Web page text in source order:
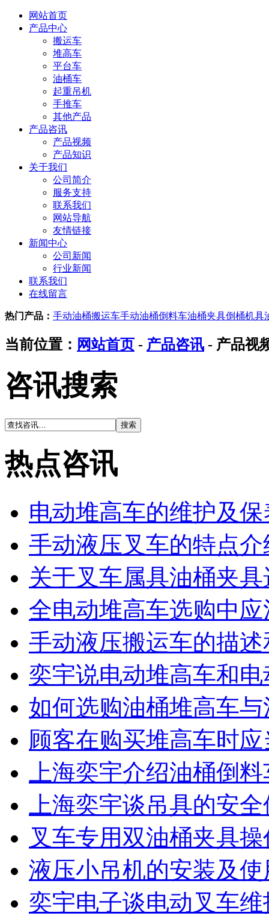
网站首页
产品中心
搬运车
堆高车
平台车
油桶车
起重吊机
手推车
其他产品
产品咨讯
产品视频
产品知识
关于我们
公司简介
服务支持
联系我们
网站导航
友情链接
新闻中心
公司新闻
行业新闻
联系我们
在线留言
热门产品： 手动油桶搬运车手动油桶倒料车油桶夹具倒桶机具
当前位置： 网站首页 - 产品咨讯 - 产品视
咨讯搜索
热点咨讯
电动堆高车的维护及保
手动液压叉车的特点
关于叉车属具油桶夹
全电动堆高车选购中
手动液压搬运车的描
奕宇说电动堆高车和
如何选购油桶堆高车
顾客在购买堆高车时
上海奕宇介绍油桶倒
上海奕宇谈吊具的安
叉车专用双油桶夹具
液压小吊机的安装及使
奕宇电子谈电动叉车